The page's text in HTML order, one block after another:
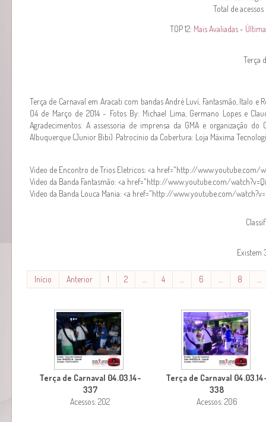
Total de
TOP 12: Mais Avaliadas-
Terça
Terça de Carnaval em Aracati com bandas André Luví, Fantasmão, Italo
04 de Março de 2014 - Fotos By: Michael Lima, Germano Lopes e
Agradecimentos: A assessoria de imprensa da GMA e organização
Albuquerque (Junior Bibi). Patrocínio da Cobertura: Loja Máxima
Video de Encontro de Trios Eletricos: <a href="http://
Video da Banda Fantasmão: <a href="http://www.youtube.com/
Video da Banda Louca Mania: <a href="http://www.youtube.com/
Existem
Início Anterior 1 2 4 6 8
Terça de Carnaval 04.03.14-
337
Acessos: 202
Terça de Carnaval
338
Acessos: 206